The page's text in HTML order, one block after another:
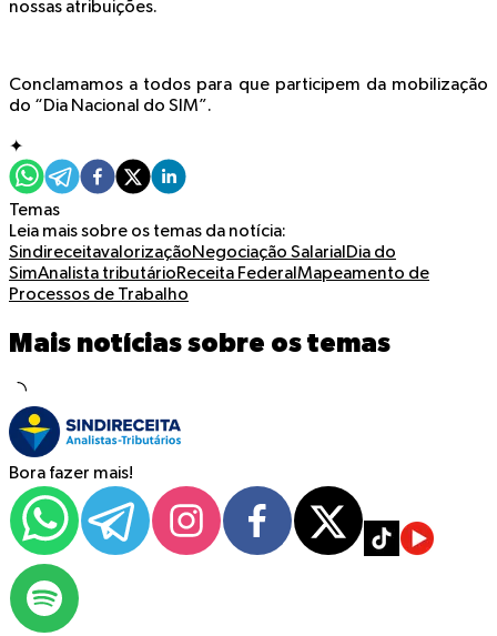
nossas atribuições.
Conclamamos a todos para que participem da mobilização
do “Dia Nacional do SIM”.
✦
Temas
Leia mais sobre os temas da notícia:
SindireceitavalorizaçãoNegociação Salarial Dia do
SimAnalista tributárioReceita Federal Mapeamento de
Processos de Trabalho
Mais notícias sobre os temas
Bora fazer mais!